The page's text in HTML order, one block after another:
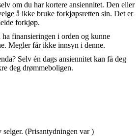
om du har kortere ansiennitet. Den eller
å ikke bruke forkjøpsretten sin. Det er
forkjøp.
ha finansieringen i orden og kunne
Megler får ikke innsyn i denne.
Selv én dags ansiennitet kan få deg
deg drømmeboligen.
selger. (Prisantydningen var)